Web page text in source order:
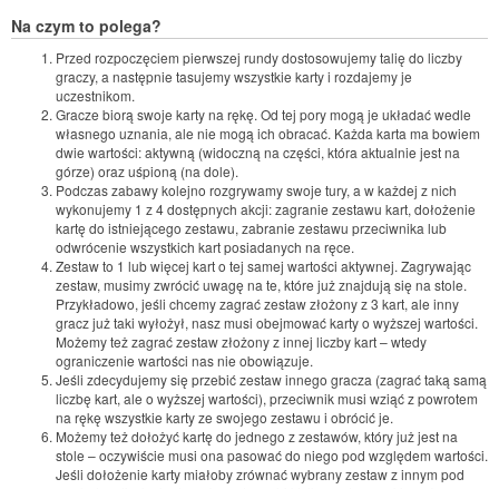
Na czym to polega?
Przed rozpoczęciem pierwszej rundy dostosowujemy talię do liczby
graczy, a następnie tasujemy wszystkie karty i rozdajemy je
uczestnikom.
Gracze biorą swoje karty na rękę. Od tej pory mogą je układać wedle
własnego uznania, ale nie mogą ich obracać. Każda karta ma bowiem
dwie wartości: aktywną (widoczną na części, która aktualnie jest na
górze) oraz uśpioną (na dole).
Podczas zabawy kolejno rozgrywamy swoje tury, a w każdej z nich
wykonujemy 1 z 4 dostępnych akcji: zagranie zestawu kart, dołożenie
kartę do istniejącego zestawu, zabranie zestawu przeciwnika lub
odwrócenie wszystkich kart posiadanych na ręce.
Zestaw to 1 lub więcej kart o tej samej wartości aktywnej. Zagrywając
zestaw, musimy zwrócić uwagę na te, które już znajdują się na stole.
Przykładowo, jeśli chcemy zagrać zestaw złożony z 3 kart, ale inny
gracz już taki wyłożył, nasz musi obejmować karty o wyższej wartości.
Możemy też zagrać zestaw złożony z innej liczby kart – wtedy
ograniczenie wartości nas nie obowiązuje.
Jeśli zdecydujemy się przebić zestaw innego gracza (zagrać taką samą
liczbę kart, ale o wyższej wartości), przeciwnik musi wziąć z powrotem
na rękę wszystkie karty ze swojego zestawu i obrócić je.
Możemy też dołożyć kartę do jednego z zestawów, który już jest na
stole – oczywiście musi ona pasować do niego pod względem wartości.
Jeśli dołożenie karty miałoby zrównać wybrany zestaw z innym pod